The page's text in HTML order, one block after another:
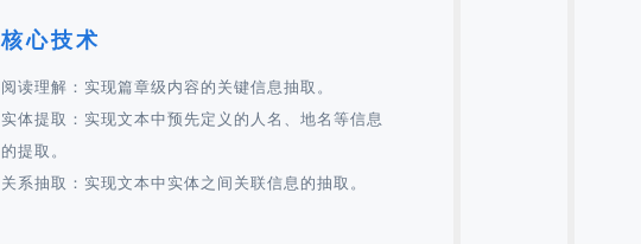
核心技术
阅读理解：实现篇章级内容的关键信息抽取。
实体提取：实现文本中预先定义的人名、地名等信息
的提取。
关系抽取：实现文本中实体之间关联信息的抽取。